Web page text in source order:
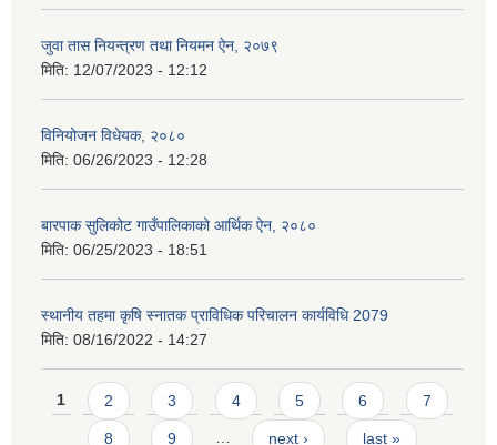
जुवा तास नियन्त्रण तथा नियमन ऐन, २०७९
मिति: 12/07/2023 - 12:12
विनियोजन विधेयक, २०८०
मिति: 06/26/2023 - 12:28
बारपाक सुलिकोट गाउँपालिकाको आर्थिक ऐन, २०८०
मिति: 06/25/2023 - 18:51
स्थानीय तहमा कृषि स्नातक प्राविधिक परिचालन कार्यविधि 2079
मिति: 08/16/2022 - 14:27
Pages
1 2 3 4 5 6 7
8 9 … next › last »